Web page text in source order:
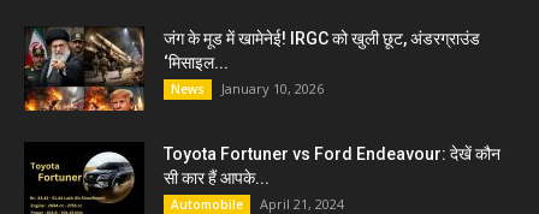
जंग के मूड में खामेनेई! IRGC को खुली छूट, अंडरग्राउंड
‘मिसाइल...
News January 10, 2026
Toyota Fortuner vs Ford Endeavour: देखें कौन
सी कार हैं आपके...
Automobile April 21, 2024